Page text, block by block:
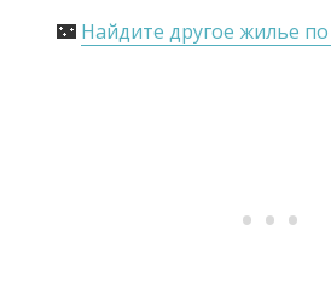
🌃 Найдите другое жилье